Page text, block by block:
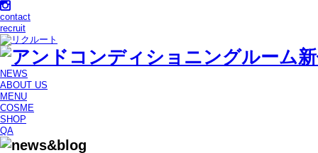
contact
recruit
NEWS
ABOUT US
MENU
COSME
SHOP
QA